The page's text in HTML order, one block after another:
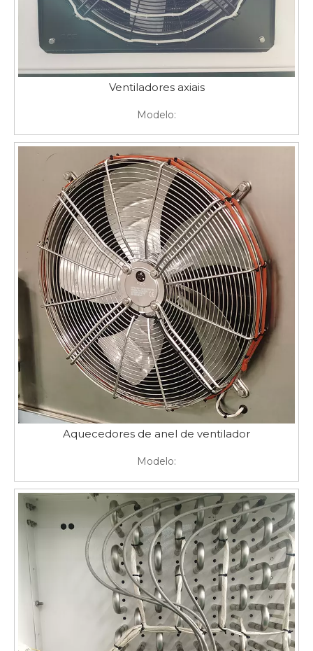
Ventiladores axiais
Modelo:
Aquecedores de anel de ventilador
Modelo: